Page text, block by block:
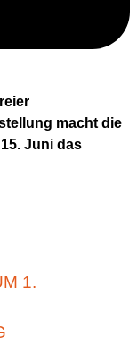
macht die
Juni das
1.